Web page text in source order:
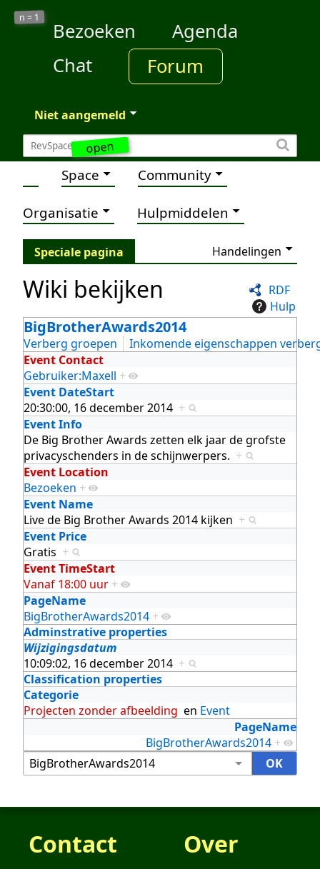
open
n = 1
Bezoeken
Agenda
Chat
Forum
Niet aangemeld
Space Community
Organisatie Hulpmiddelen
Speciale pagina Handelingen
RDF
Hulp
Wiki bekijken
BigBrotherAwards2014
Verberg groepen
Inkomende eigenschappen
Event Contact
Gebruiker:Maxell +
Event DateStart
20:30:00, 16 december 2014 +
Event Info
De Big Brother Awards zetten elk jaar de grofste
privacyschenders in de schijnwerpers. +
Event Location
Bezoeken +
Event Name
Live de Big Brother Awards 2014 kijken +
Event Price
Gratis +
Event TimeStart
Vanaf 18:00 uur +
PageName
BigBrotherAwards2014 +
Adminstrative properties
Wijzigingsdatum
10:09:02, 16 december 2014 +
Classification properties
Categorie
Projecten zonder afbeelding en Event
PageName
BigBrotherAwards2014 +
Contact Over